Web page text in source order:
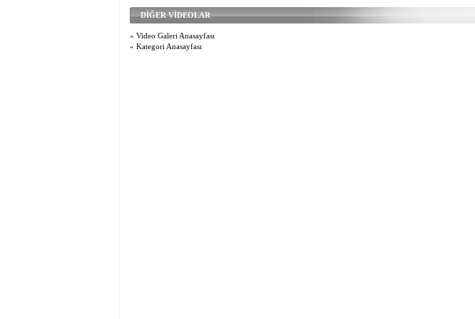
DİĞER VİDEOLAR
« Video Galeri Anasayfası
« Kategori Anasayfası